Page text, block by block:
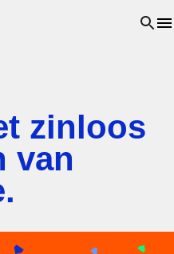
Open
zinloos
van